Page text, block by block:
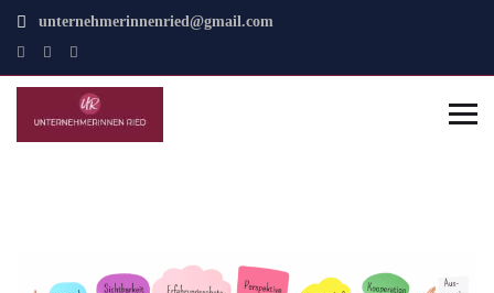
unternehmerinnenried@gmail.com